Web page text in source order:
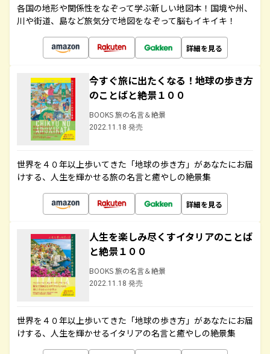
各国の地形や関係性をなぞって学ぶ新しい地図本！国境や州、
川や街道、島など旅気分で地図をなぞって脳もイキイキ！
詳細を見る
今すぐ旅に出たくなる！地球の歩き方
のことばと絶景１００
BOOKS 旅の名言＆絶景
2022.11.18 発売
世界を４０年以上歩いてきた「地球の歩き方」があなたにお届
けする、人生を輝かせる旅の名言と癒やしの絶景集
詳細を見る
人生を楽しみ尽くすイタリアのことば
と絶景１００
BOOKS 旅の名言＆絶景
2022.11.18 発売
世界を４０年以上歩いてきた「地球の歩き方」があなたにお届
けする、人生を輝かせるイタリアの名言と癒やしの絶景集